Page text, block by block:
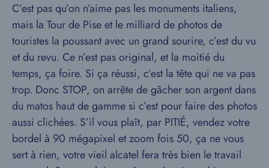
C’est pas qu’on n’aime pas les monuments italiens,
mais la Tour de Pise et le milliard de photos de
touristes la poussant avec un grand sourire, c’est du vu
et du revu. Ce n’est pas original, et la moitié du
temps, ça foire. Si ça réussi, c’est la tête qui ne va pas
trop. Donc STOP, on arrête de gâcher son argent dans
du matos haut de gamme si c’est pour faire des photos
aussi clichées. S’il vous plaît, par PITIÉ, vendez votre
bordel à 90 mégapixel et zoom fois 50, ça ne vous
sert à rien, votre vieil alcatel fera très bien le travail